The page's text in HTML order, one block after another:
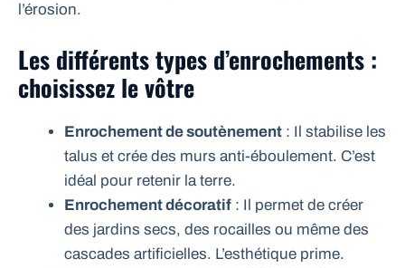
l’érosion.
Les différents types d’enrochements :
choisissez le vôtre
Enrochement de soutènement : Il stabilise les
talus et crée des murs anti-éboulement. C’est
idéal pour retenir la terre.
Enrochement décoratif : Il permet de créer
des jardins secs, des rocailles ou même des
cascades artificielles. L’esthétique prime.